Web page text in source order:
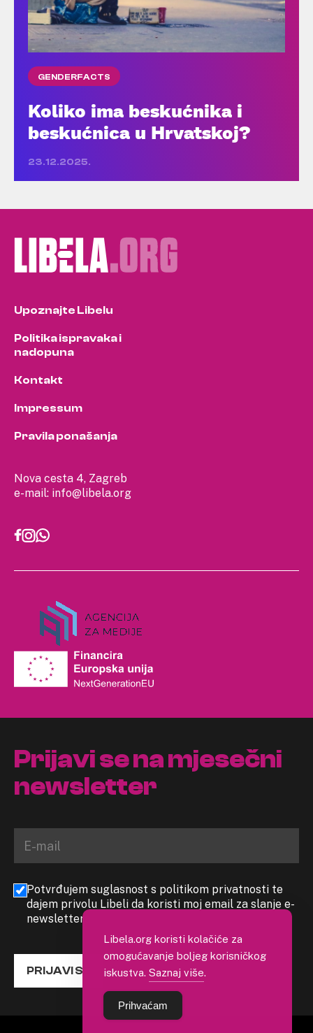
GENDERFACTS
Koliko ima beskućnika i
beskućnica u Hrvatskoj?
23.12.2025.
Nova cesta 4, Zagreb
e-mail: info@libela.org
Upoznajte Libelu
Politika ispravaka i
nadopuna
Kontakt
Impressum
Pravila ponašanja
Prijavi se na mjesečni
newsletter
Potvrđujem suglasnost s politikom privatnosti te
dajem privolu Libeli da koristi moj email za slanje e-
newslettera
PRIJAVI SE
Libela.org koristi kolačiće za
omogućavanje boljeg korisničkog
iskustva. Saznaj više.
Prihvaćam